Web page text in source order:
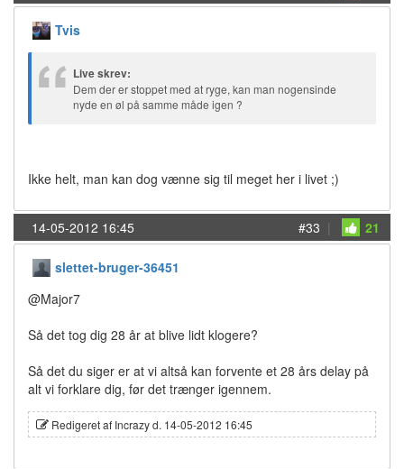
Tvis
Live skrev:
Dem der er stoppet med at ryge, kan man nogensinde
nyde en øl på samme måde igen ?
Ikke helt, man kan dog vænne sig til meget her i livet ;)
14-05-2012 16:45 #33 | 21
slettet-bruger-36451
@Major7
Så det tog dig 28 år at blive lidt klogere?
Så det du siger er at vi altså kan forvente et 28 års delay på
alt vi forklare dig, før det trænger igennem.
Redigeret af Incrazy d. 14-05-2012 16:45